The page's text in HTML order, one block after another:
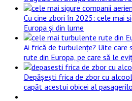
Cu cine zbori în 2025: cele mai
Europa și din lume
Ai frică de turbulențe? Uite
rute din Europa, pe care să le
Depășești frica de zbor cu
capăt acestui obicei al